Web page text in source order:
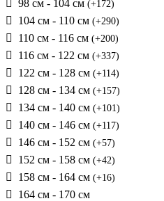
98 см - 104 см (+172)
104 см - 110 см (+290)
110 см - 116 см (+200)
116 см - 122 см (+337)
122 см - 128 см (+114)
128 см - 134 см (+157)
134 см - 140 см (+101)
140 см - 146 см (+117)
146 см - 152 см (+57)
152 см - 158 см (+42)
158 см - 164 см (+16)
164 см - 170 см